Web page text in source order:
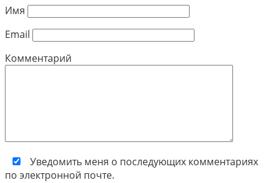
Имя
Email
Комментарий
Уведомить меня о последующих комментариях
по электронной почте.